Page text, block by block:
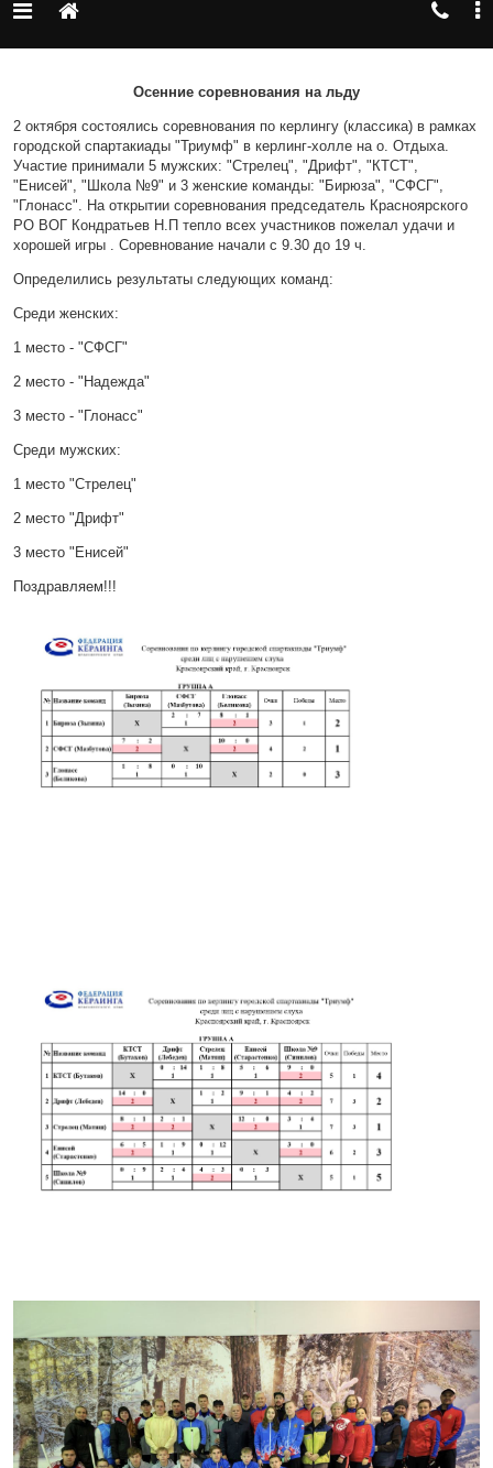
Осенние соревнования на льду
2 октября состоялись соревнования по керлингу (классика) в рамках
городской спартакиады "Триумф" в керлинг-холле на о. Отдыха.
Участие принимали 5 мужских: "Стрелец", "Дрифт", "КТСТ",
"Енисей", "Школа №9" и 3 женские команды: "Бирюза", "СФСГ",
"Глонасс". На открытии соревнования председатель Красноярского
РО ВОГ Кондратьев Н.П тепло всех участников пожелал удачи и
хорошей игры . Соревнование начали с 9.30 до 19 ч.
Определились результаты следующих команд:
Среди женских:
1 место - "СФСГ"
2 место - "Надежда"
3 место - "Глонасс"
Среди мужских:
1 место "Стрелец"
2 место "Дрифт"
3 место "Енисей"
Поздравляем!!!